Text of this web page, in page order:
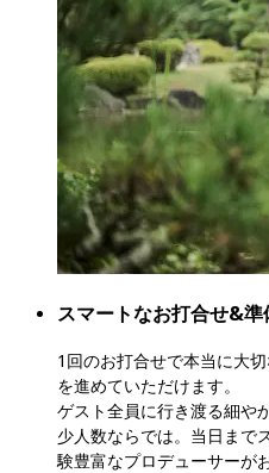
スマートなお打合せ&準
1回のお打合せで本当に大
を進めていただけます。
ゲスト全員に行き渡る細や
少人数ならでは。当日まで
験豊富なプロデューサーが